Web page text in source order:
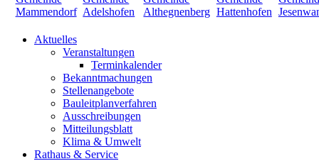
Aktuelles
Veranstaltungen
Terminkalender
Bekanntmachungen
Stellenangebote
Bauleitplanverfahren
Ausschreibungen
Mitteilungsblatt
Klima & Umwelt
Rathaus & Service